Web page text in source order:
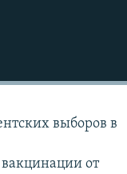
выборов в
от